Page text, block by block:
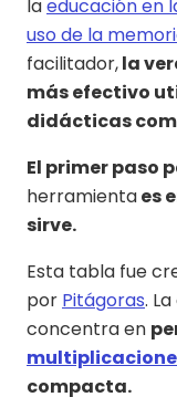
laeducación en
uso de la
facilitador,la
más efectivo
didácticas
El primer paso
herramientaes
sirve.
Esta tabla fue
por Pitágoras.
concentra en
compacta.